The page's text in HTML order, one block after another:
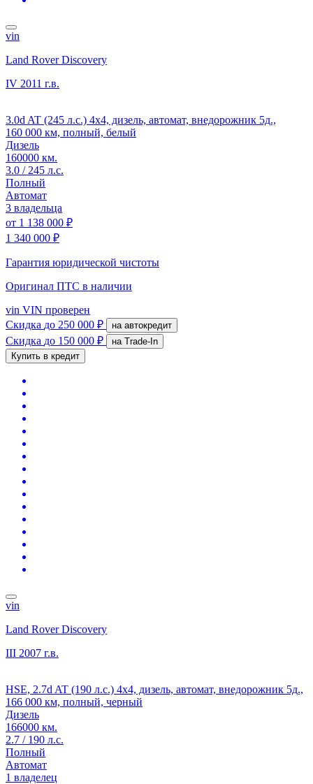
vin
Land Rover Discovery
IV 2011 г.в.
3.0d AT (245 л.с.) 4x4, дизель, автомат, внедорожник 5д.,
160 000 км, полный, белый
Дизель
160000 км.
3.0 / 245 л.с.
Полный
Автомат
3 владельца
от 1 138 000 ₽
1 340 000 ₽
Гарантия юридической чистоты
Оригинал ПТС в наличии
vin VIN проверен
Скидка до 250 000 ₽ на автокредит
Скидка до 150 000 ₽
на Trade-In
Купить в кредит
vin
Land Rover Discovery
III 2007 г.в.
HSE, 2.7d AT (190 л.с.) 4x4, дизель, автомат, внедорожник 5д.,
166 000 км, полный, черный
Дизель
166000 км.
2.7 / 190 л.с.
Полный
Автомат
1 владелец